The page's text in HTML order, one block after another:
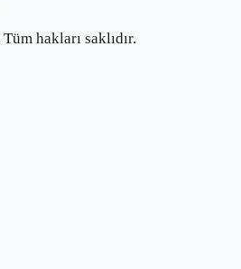
Tüm hakları saklıdır.